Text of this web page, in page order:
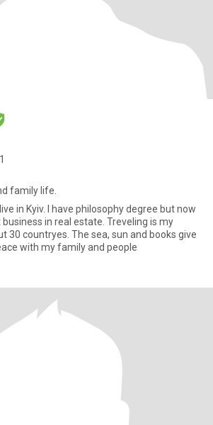
family life.
in Kyiv. I have philosophy degree but now
in real estate. Treveling is my
30 countryes. The sea, sun and books give
with my family and people